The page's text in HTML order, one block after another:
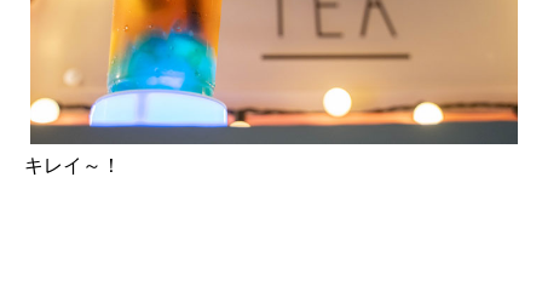
キレイ～！